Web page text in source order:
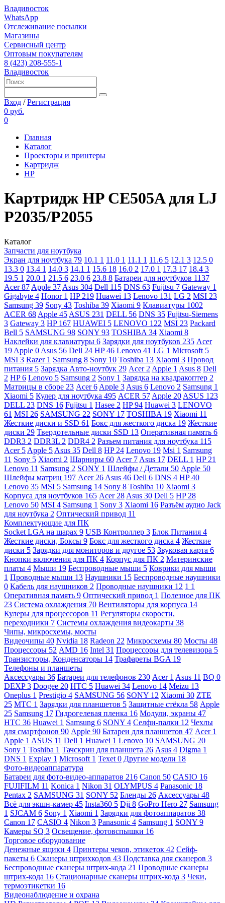
Владивосток
WhatsApp
Отслеживание посылки
Магазины
Сервисный центр
Оптовым покупателям
8 (423) 208-555-1
Владивосток
Вход /Регистрация
0 руб.
0
Главная
Каталог
Проекторы и принтеры
Картридж
HP
Картридж HP CE505A для LJ
P2035/P2055
Каталог
Запчасти для ноутбука
Экран для ноутбука 79 10.1 1 11.0 1 11.1 1 11.6 5 12.1 3 12.5 0
13.3 0 13.4 1 14.0 3 14.1 1 15.6 18 16.0 2 17.0 1 17.3 17 18.4 3
19.5 1 20.0 1 21.5 6 23.0 6 23.8 8 Батареи для ноутбуков 1137
Acer87 Apple 37 Asus 304 Dell 115 DNS 63 Fujitsu 7 Gateway 1
Gigabyte 4 Honor 1 HP 219 Huawei 13 Lenovo 131 LG 2 MSI 23
Samsung 39 Sony 43 Toshiba 39 Xiaomi 9 Клавиатуры 1002
ACER 68 Apple 45 ASUS 231 DELL 56 DNS 35 Fujitsu-Siemens
3 Gateway 3 HP 167 HUAWEI 5 LENOVO 122 MSI 23 Packard
Bell 5 SAMSUNG 98 SONY 93 TOSHIBA 34 Xiaomi 8
Наклейки для клавиатуры 6 Зарядки для ноутбуков 235 Acer
19 Apple 0 Asus 56 Dell 24 HP46 Lenovo 41 LG 1 Microsoft 5
MSI 3 Razer 1 Samsung 8 Sony 10 Toshiba 13 Xiaomi 3 Провод
питания 5 Зарядка Авто-ноутбук 29 Acer 2 Apple 1 Asus 8 Dell
2 HP6 Lenovo 5 Samsung 2 Sony 1 Зарядка на квадракоптер 2
Матрицы в сборе 23 Acer6 Apple 3 Asus 6 Lenovo 2 Samsung 1
Xiaomi 5 Кулер для ноутбука 495 ACER 57 Apple 20 ASUS 123
DELL 23 DNS 16 Fujitsu 1 Hasee 2 HP94 Huawei 3 LENOVO
61 MSI 26 SAMSUNG 22 SONY 17 TOSHIBA 19 Xiaomi 11
Жесткие диски и SSD 61 Бокс для жесткого диска 19 Жесткие
диски 29 Твердотельные диски SSD 13 Оперативная память 6
DDR3 2 DDR3L 2 DDR4 2 Разъем питания для ноутбука 115
Acer 5 Apple 5 Asus 35 Dell 8 HP 24 Lenovo 19 Msi 1 Samsung
11 Sony 5 Xiaomi 2 Шарниры 60 Acer 7 Asus 17 DELL 1 HP 21
Lenovo 11 Samsung 2 SONY 1 Шлейфы / Детали 50 Apple 50
Шлейфы матриц 197 Acer 26 Asus 46 Dell 6 DNS 4 HP40
Lenovo 35 MSI 5 Samsung 14 Sony 8 Toshiba 10 Xiaomi 3
Корпуса для ноутбуков 165 Acer 28 Asus 30 Dell 5 HP 28
Lenovo 50 MSI 4 Samsung 1 Sony 3 Xiaomi 16 Разъём аудио Jack
для ноутбука 2 Оптический привод 11
Комплектующие для ПК
Socket LGA на шарах 9 USB Контроллер 3 Блок Питания 4
Жесткие диски, Боксы 9 Бокс для жесткого диска 4 Жесткие
диски 5 Зарядки для мониторов и другое 53 Звуковая карта 6
Кнопки включения для ПК 4 Корпус для ПК 2 Материнские
платы 4 Мыши 19 Беспроводные мыши 5 Коврики для мыши
1 Проводные мыши 13 Наушники 15 Беспроводные наушники
0 Кабель для наушников 2 Проводные наушники 12 1 1
Оперативная память 9 Оптический привод 1 Полезное для ПК
23 Система охлаждения 70 Вентиляторы для корпуса 14
Кулеры для процессоров 11 Регуляторы скорости,
переходники 7 Системы охлаждения видеокарты 38
Чипы, микросхемы, мосты
Видеочипы 40 Nvidia 18 Radeon 22 Микросхемы 80 Мосты 48
Процессоры 52 AMD 16 Intel 31 Процессоры для телевизора 5
Транзисторы, Конденсаторы 14 Трафареты BGA 19
Телефоны и планшеты
Аксессуары 36 Батареи для телефонов 230 Acer 1 Asus 11 BQ 0
DEXP3 Doogee 20 HTC 5 Huawei 34 Lenovo 14 Meizu 13
Oneplus 1 Prestigio 4 SAMSUNG 56 SONY 12 Xiaomi 30 ZTE
25 МТС 1 Зарядки для планшетов 5 Защитные стёкла 58 Apple
25 Samsung 17 Гидрогелевая пленка 16 Модули, экраны 47
HTC 36 Huawei 1 Samsung 6 SONY 4 Селфи-палки 12 Чехлы
для смартфонов 90 Apple 90 Батареи для планшетов 47 Acer 1
Apple 1 ASUS 11 Dell 1 Huawei 1 Lenovo 10 SAMSUNG 20
Sony 1 Toshiba 1 Тачскрин для планшета 26 Asus 4 Digma 1
DNS 1 Explay 1 Microsoft 1 Texet 0 Другие модели 18
Фото-видеоаппаратура
Батареи для фото-видео-аппаратов 216 Canon 50 CASIO 16
FUJIFILM 11 Konica 1 Nikon 31 OLYMPUS 4 Panasonic 18
Pentax 2 SAMSUNG 31 SONY 52 Бленды 26 Аксессуары 48
Всё для экшн-камер 45 Insta360 5 Dji 8 GoPro Hero 27 Samsung
1 SJCAM 6 Sony 1 Xiaomi 1 Зарядки для фотоаппаратов 38
Canon 17 CASIO 4 Nikon 3 Panasonic 4 Samsung 1 SONY 9
Камеры SQ 3 Освещение, фотовспышки 16
Торговое оборудование
Денежные ящики 4 Принтеры чеков, этикеток 42 Сейф-
пакеты 6 Сканеры штрихкодов 43 Подставка для сканеров 3
Беспроводные сканеры штрих-кода 21 Проводные сканеры
штрих-кода 16 Стационарные сканеры штрих-кода 3 Чеки,
термоэтикетки 16
Видеонаблюдение и охрана